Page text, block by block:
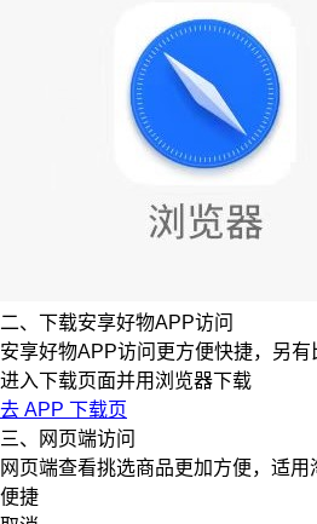
二、下载安享好物APP访问
安享好物APP访问更方便快捷，另有
进入下载页面并用浏览器下载
去 APP 下载页
三、网页端访问
网页端查看挑选商品更加方便，适
便捷